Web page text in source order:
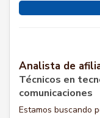
Analista de
Técnicos en
comunicaciones
Estamos buscando